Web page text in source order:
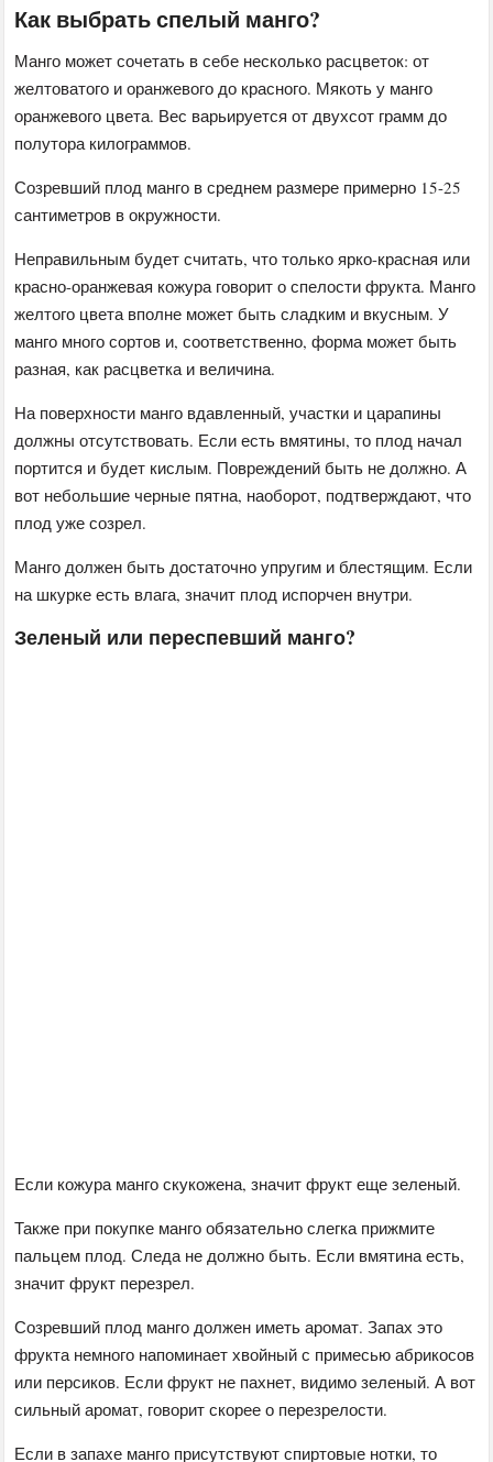
Как выбрать спелый манго?
Манго может сочетать в себе несколько расцветок: от
желтоватого и оранжевого до красного. Мякоть у манго
оранжевого цвета. Вес варьируется от двухсот грамм до
полутора килограммов.
Созревший плод манго в среднем размере примерно 15-25
сантиметров в окружности.
Неправильным будет считать, что только ярко-красная или
красно-оранжевая кожура говорит о спелости фрукта. Манго
желтого цвета вполне может быть сладким и вкусным. У
манго много сортов и, соответственно, форма может быть
разная, как расцветка и величина.
На поверхности манго вдавленный, участки и царапины
должны отсутствовать. Если есть вмятины, то плод начал
портится и будет кислым. Повреждений быть не должно. А
вот небольшие черные пятна, наоборот, подтверждают, что
плод уже созрел.
Манго должен быть достаточно упругим и блестящим. Если
на шкурке есть влага, значит плод испорчен внутри.
Зеленый или переспевший манго?
Если кожура манго скукожена, значит фрукт еще зеленый.
Также при покупке манго обязательно слегка прижмите
пальцем плод. Следа не должно быть. Если вмятина есть,
значит фрукт перезрел.
Созревший плод манго должен иметь аромат. Запах это
фрукта немного напоминает хвойный с примесью абрикосов
или персиков. Если фрукт не пахнет, видимо зеленый. А вот
сильный аромат, говорит скорее о перезрелости.
Если в запахе манго присутствуют спиртовые нотки, то